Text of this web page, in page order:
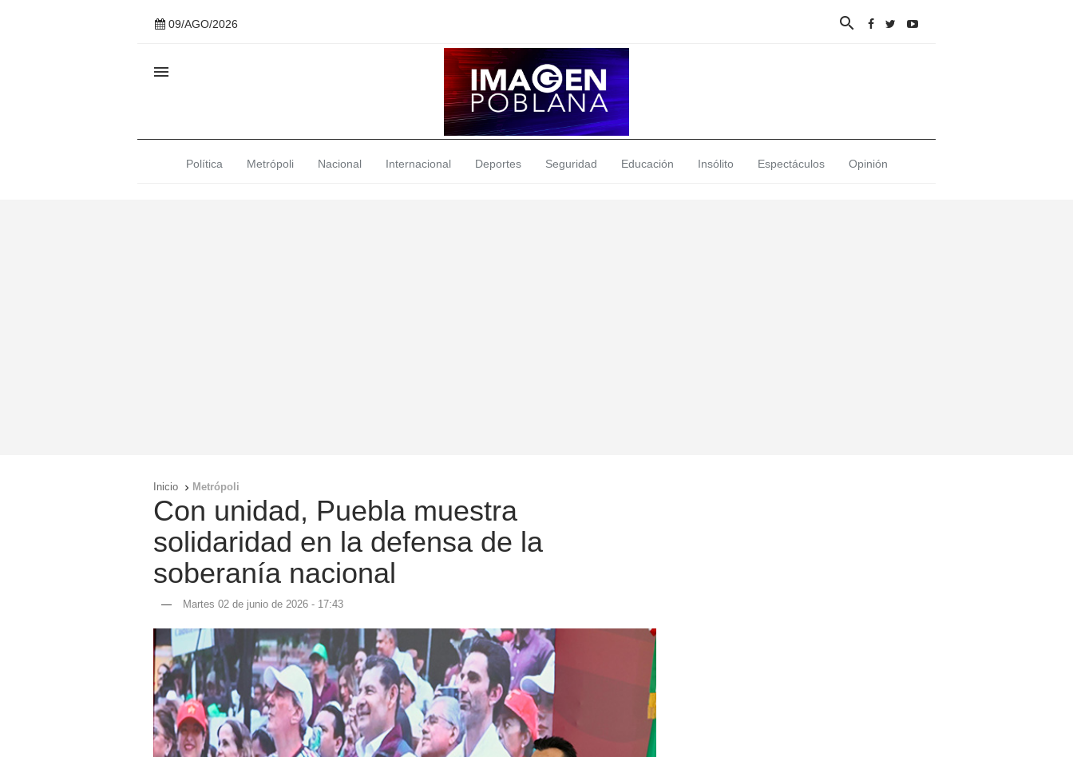
09/AGO/2026 

Política Metrópoli Nacional Internacional Deportes Seguridad Educación Insólito Espectáculos Opinión
Inicio  Metrópoli
Con unidad, Puebla muestra
solidaridad en la defensa de la
soberanía nacional
— Martes 02 de junio de 2026 - 17:43